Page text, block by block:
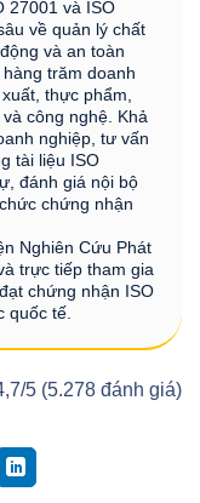
27001 và ISO
về quản lý chất
và an toàn
trăm doanh
thực phẩm,
công nghệ. Khả
nghiệp, tư vấn
tài liệu ISO
đánh giá nội bộ
chứng nhận
Nghiên Cứu Phát
trực tiếp tham gia
chứng nhận ISO
quốc tế.
5 (5.278 đánh giá)